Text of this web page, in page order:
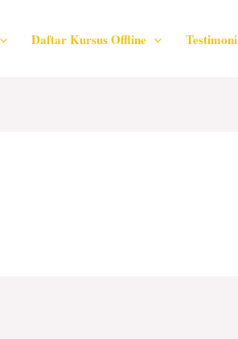
Daftar Kursus Offline Testimoni